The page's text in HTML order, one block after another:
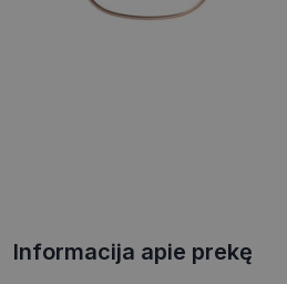
Informacija apie prekę